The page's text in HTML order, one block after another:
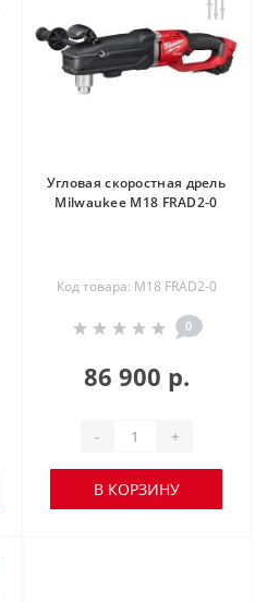
Угловая скоростная дрель
Milwaukee M18 FRAD2-0
Код товара: M18 FRAD2-0
0
86 900 р.
- +
В КОРЗИНУ